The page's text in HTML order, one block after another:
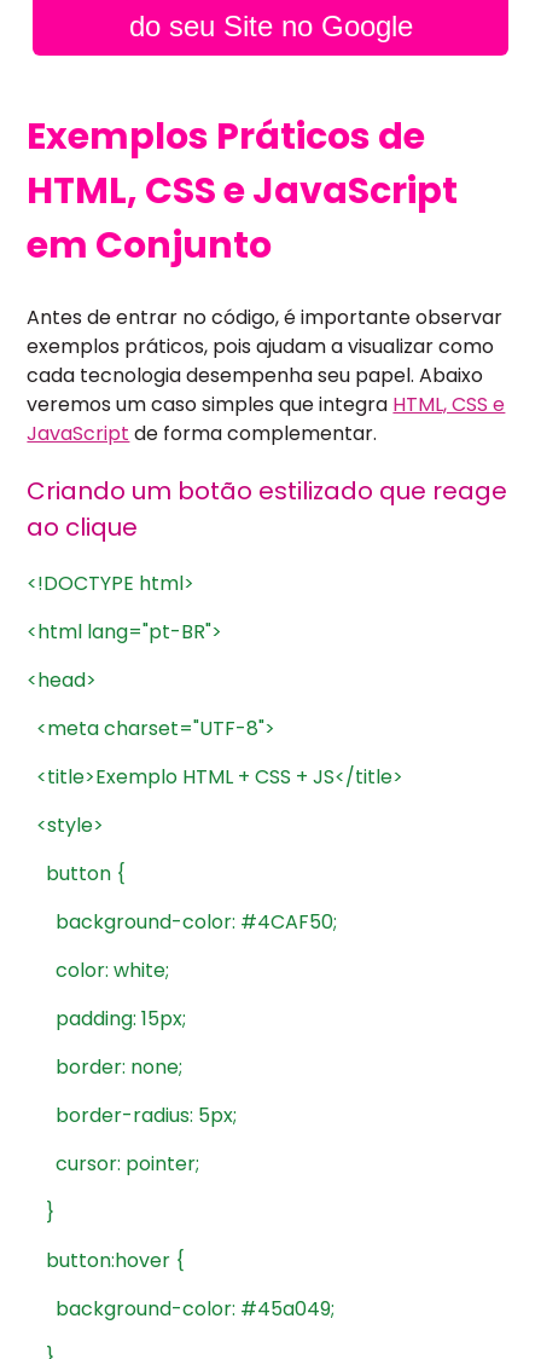
do seu Site no Google
Exemplos Práticos de
HTML, CSS e JavaScript
em Conjunto
Antes de entrar no código, é importante observar
exemplos práticos, pois ajudam a visualizar como
cada tecnologia desempenha seu papel. Abaixo
veremos um caso simples que integra HTML, CSS e
JavaScript de forma complementar.
Criando um botão estilizado que reage
ao clique
<!DOCTYPE html>
<html lang="pt-BR">
<head>
<metacharset="UTF-8">
<title>Exemplo HTML + CSS + JS</title>
<style>
button {
background-color: #4CAF50;
color: white;
padding: 15px;
border: none;
border-radius: 5px;
cursor: pointer;
}
button:hover {
background-color: #45a049;